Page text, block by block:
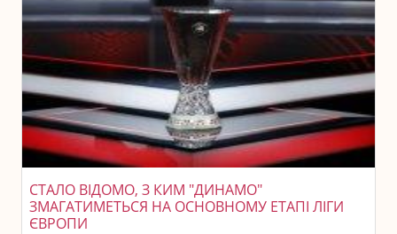
СТАЛО ВІДОМО, З КИМ "ДИНАМО"
ЗМАГАТИМЕТЬСЯ НА ОСНОВНОМУ ЕТАПІ ЛІГИ
ЄВРОПИ